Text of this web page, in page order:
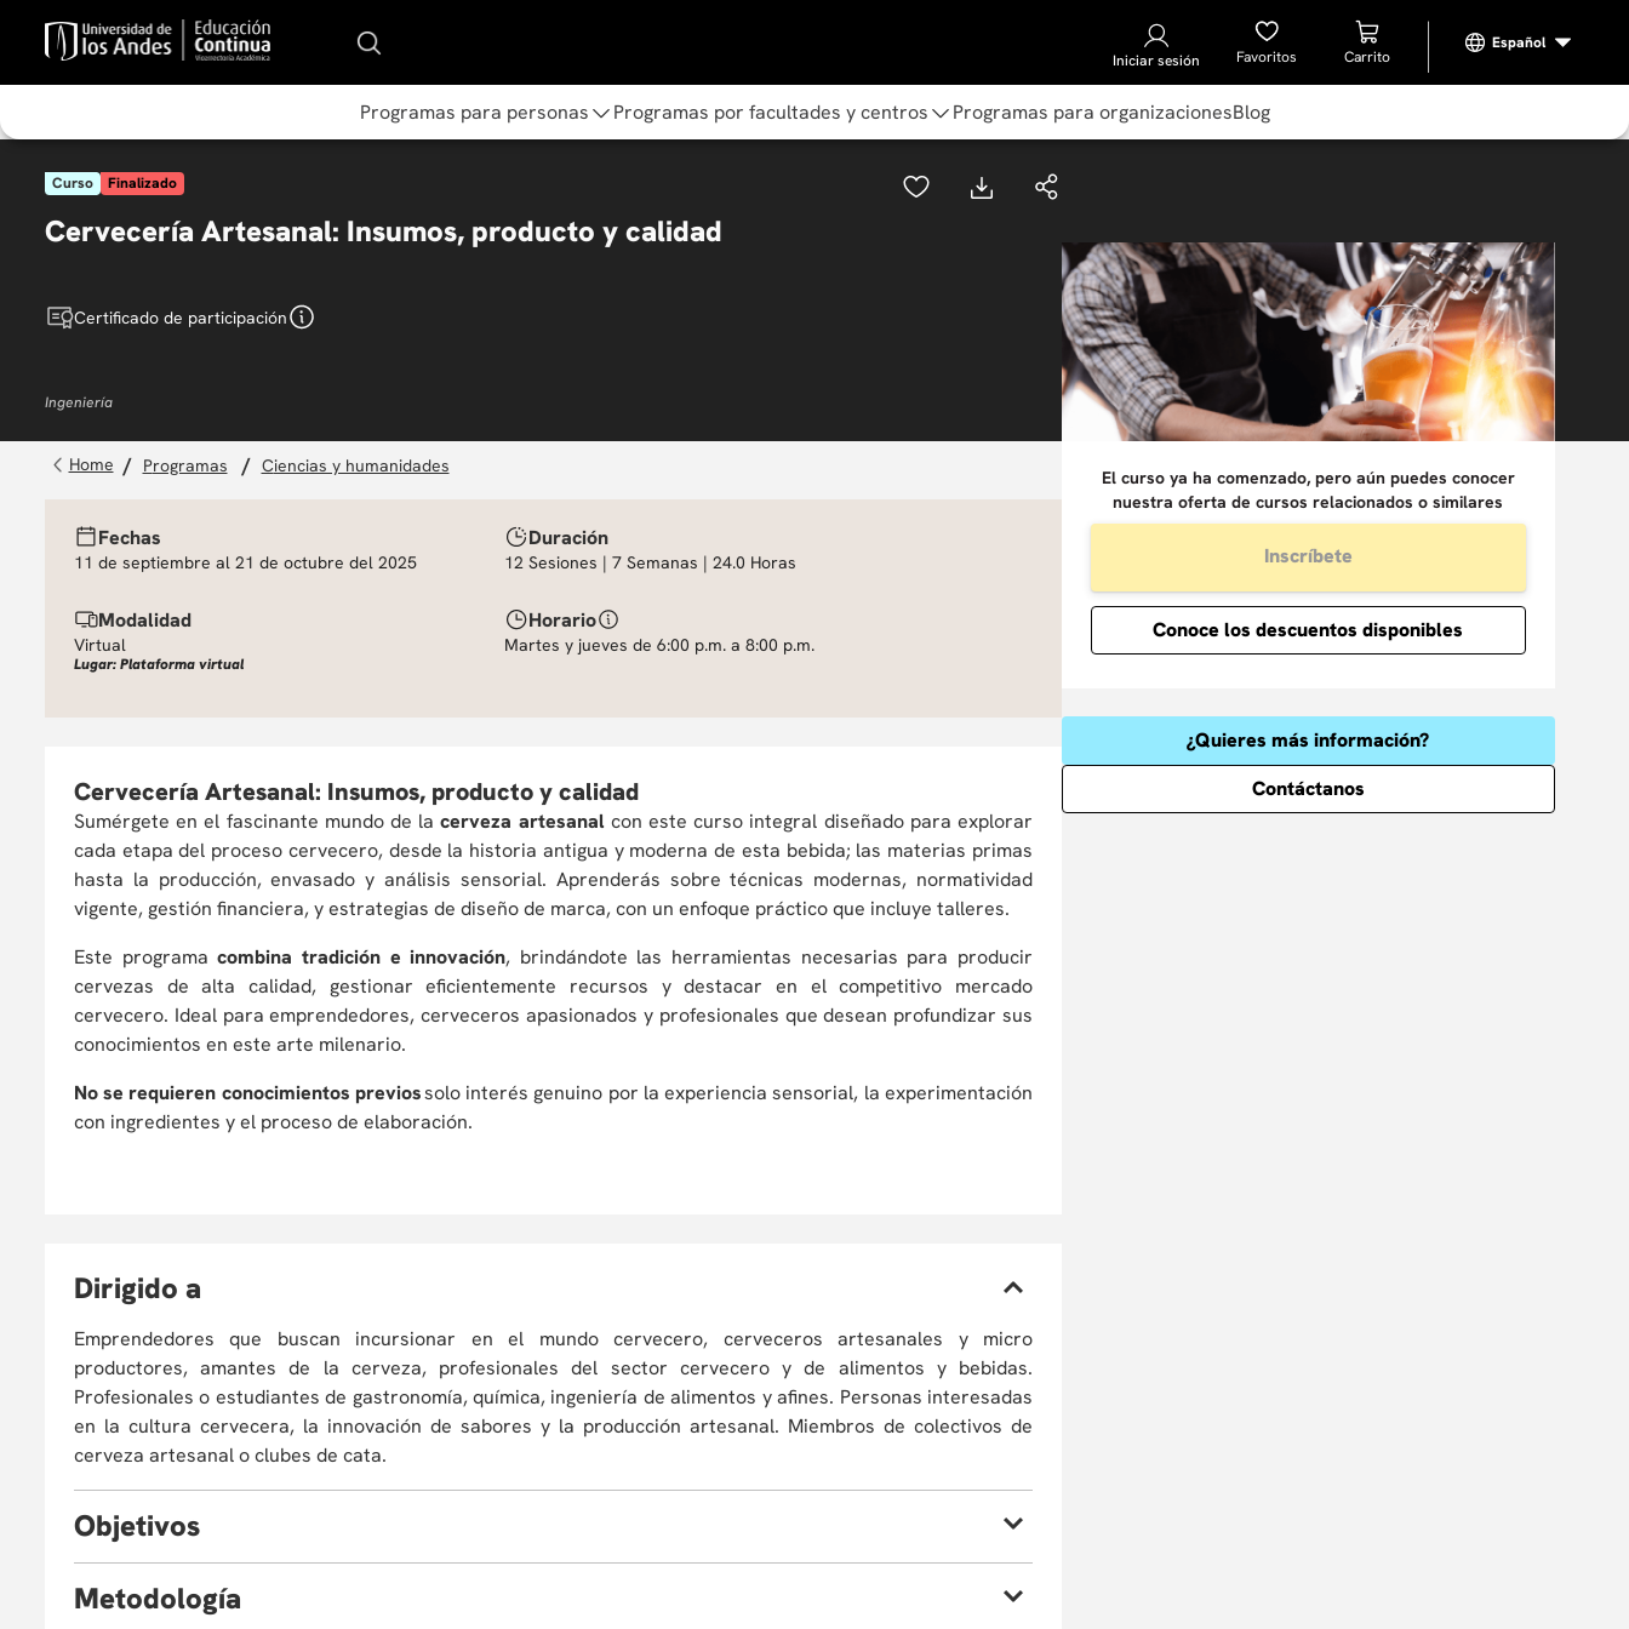
Iniciar sesión Favoritos
Programas para personas Programas por facultades y centros Programas para organizacionesBlog
Curso Finalizado
Cervecería Artesanal: Insumos, producto y calidad
Certificado de participación
Ingeniería
programas ciencias y humanidades
Fechas
11 de septiembre al 21 de octubre del 2025
Duración
12 Sesiones | 7 Semanas | 24.0 Horas
Modalidad
Virtual
Lugar: Plataforma virtual
Horario
Martes y jueves de 6:00 p.m. a 8:00 p.m.
Cervecería Artesanal: Insumos, producto y calidad
Sumérgete en el fascinante mundo de lacerveza artesanal con este curso integral diseñado para explorar
cada etapa del proceso cervecero, desde la historia antigua y moderna de esta bebida; las materias primas
hasta la producción, envasado y análisis sensorial. Aprenderás sobre técnicas modernas, normatividad
vigente, gestión financiera, y estrategias de diseño de marca, con un enfoque práctico que incluye talleres.
Este programacombina tradición e innovación, brindándote las herramientas necesarias para producir
cervezas de alta calidad, gestionar eficientemente recursos y destacar en el competitivo mercado
cervecero. Ideal para emprendedores, cerveceros apasionados y profesionales que desean profundizar sus
conocimientos en este arte milenario.
No se requieren conocimientos previossolo interés genuino por la experiencia sensorial, la experimentación
con ingredientes y el proceso de elaboración.
Dirigido a
Emprendedores que buscan incursionar en el mundo cervecero, cerveceros artesanales y micro
productores, amantes de la cerveza, profesionales del sector cervecero y de alimentos y bebidas.
Profesionales o estudiantes de gastronomía, química, ingeniería de alimentos y afines. Personas interesadas
en la cultura cervecera, la innovación de sabores y la producción artesanal. Miembros de colectivos de
cerveza artesanal o clubes de cata.
Objetivos
1. Comprender los fundamentos históricos de la cerveza.
Metodología
El curso ya ha comenzado, pero aún puedes conocer
nuestra oferta de cursos relacionados o similares
Inscríbete
Conoce los descuentos disponibles
¿Quieres más información?
Contáctanos